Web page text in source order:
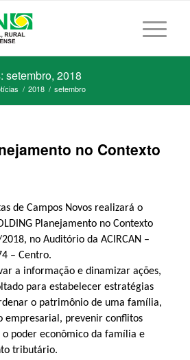
setembro, 2018
/ 2018 / setembro
no Contexto
de Campos Novos realizará o
Planejamento no Contexto
no Auditório da ACIRCAN –
– Centro.
a informação e dinamizar ações,
para estabelecer estratégias
o patrimônio de uma família,
empresarial, prevenir conflitos
poder econômico da família e
tributário.